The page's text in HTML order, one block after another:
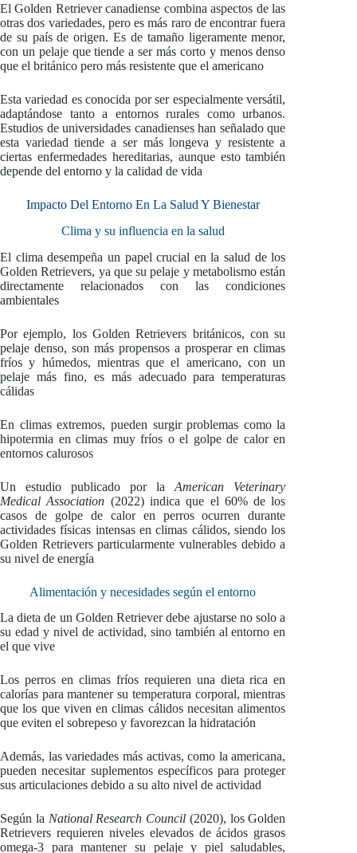
El Golden Retriever canadiense combina aspectos de las
otras dos variedades, pero es más raro de encontrar fuera
de su país de origen. Es de tamaño ligeramente menor,
con un pelaje que tiende a ser más corto y menos denso
que el británico pero más resistente que el americano
Esta variedad es conocida por ser especialmente versátil,
adaptándose tanto a entornos rurales como urbanos.
Estudios de universidades canadienses han señalado que
esta variedad tiende a ser más longeva y resistente a
ciertas enfermedades hereditarias, aunque esto también
depende del entorno y la calidad de vida
Impacto Del Entorno En La Salud Y Bienestar
Clima y su influencia en la salud
El clima desempeña un papel crucial en la salud de los
Golden Retrievers, ya que su pelaje y metabolismo están
directamente relacionados con las condiciones
ambientales
Por ejemplo, los Golden Retrievers británicos, con su
pelaje denso, son más propensos a prosperar en climas
fríos y húmedos, mientras que el americano, con un
pelaje más fino, es más adecuado para temperaturas
cálidas
En climas extremos, pueden surgir problemas como la
hipotermia en climas muy fríos o el golpe de calor en
entornos calurosos
Un estudio publicado por laAmerican Veterinary
Medical Association (2022) indica que el 60% de los
casos de golpe de calor en perros ocurren durante
actividades físicas intensas en climas cálidos, siendo los
Golden Retrievers particularmente vulnerables debido a
su nivel de energía
Alimentación y necesidades según el entorno
La dieta de un Golden Retriever debe ajustarse no solo a
su edad y nivel de actividad, sino también al entorno en
el que vive
Los perros en climas fríos requieren una dieta rica en
calorías para mantener su temperatura corporal, mientras
que los que viven en climas cálidos necesitan alimentos
que eviten el sobrepeso y favorezcan la hidratación
Además, las variedades más activas, como la americana,
pueden necesitar suplementos específicos para proteger
sus articulaciones debido a su alto nivel de actividad
Según la National Research Council (2020), los Golden
Retrievers requieren niveles elevados de ácidos grasos
omega-3 para mantener su pelaje y piel saludables,